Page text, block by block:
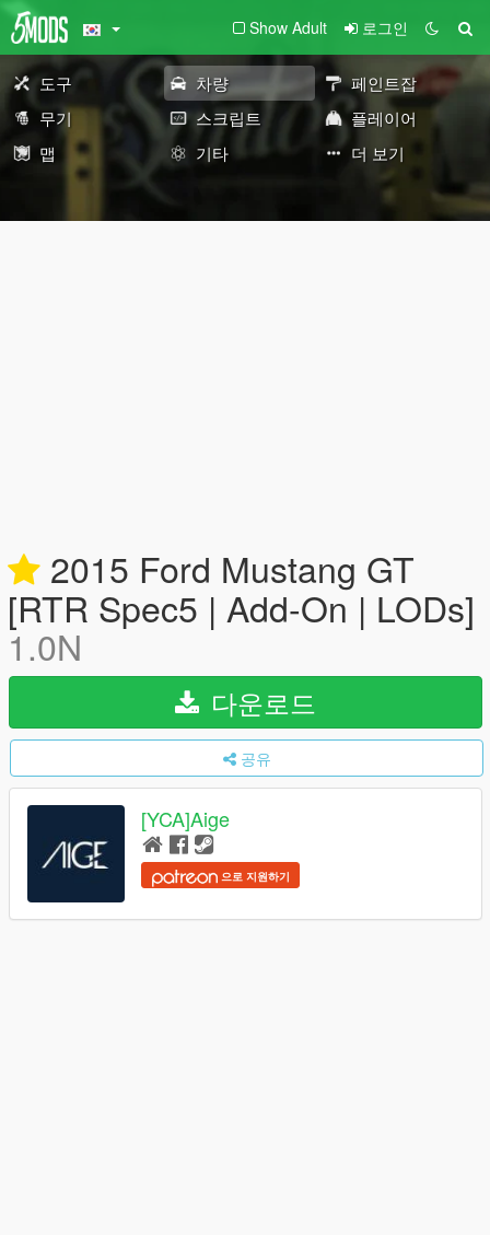
Show Adult 로그인
도구 차량
페인트잡
무기
스크립트
플레이어
맵
기타 더 보기
2015 Ford Mustang GT
[RTR Spec5 | Add-On | LODs]
1.0N
다운로드
공유
[YCA]Aige
으로 지원하기